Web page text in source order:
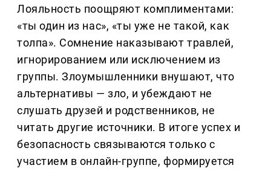
Лояльность поощряют комплиментами:
«ты один из нас», «ты уже не такой, как
толпа». Сомнение наказывают травлей,
игнорированием или исключением из
группы. Злоумышленники внушают, что
альтернативы — зло, и убеждают не
слушать друзей и родственников, не
читать другие источники. В итоге успех и
безопасность связываются только с
участием в онлайн-группе, формируется